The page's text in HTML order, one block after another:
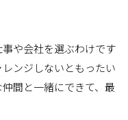
や会社を選ぶわけです
ンジしないともったい
間と一緒にできて、最